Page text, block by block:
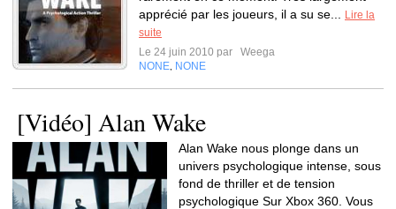
apprécié par les joueurs, il a su se...
Lire la
suite
Le 24 juin 2010 par
Weega
NONE NONE
[Vidéo] Alan Wake
Alan Wake nous plonge dans un
univers psychologique intense, sous
fond de thriller et de tension
psychologique Sur Xbox 360. Vous